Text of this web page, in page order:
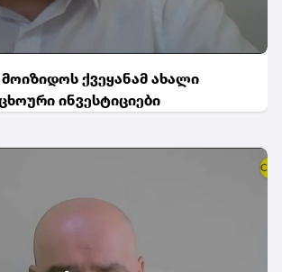
ქვეყანამ ახალი
ინვესტიციები